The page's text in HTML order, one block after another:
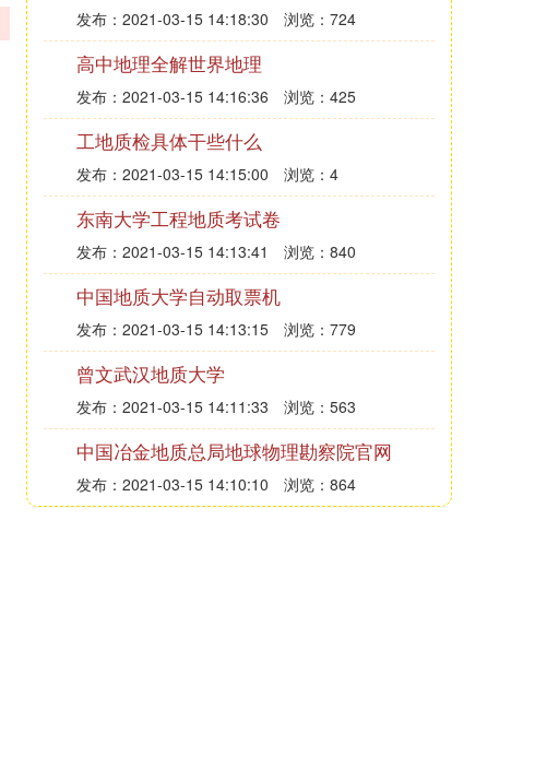
发布：2021-03-15 14:18:30 浏览：724
高中地理全解世界地理
发布：2021-03-15 14:16:36 浏览：425
工地质检具体干些什么
发布：2021-03-15 14:15:00 浏览：4
东南大学工程地质考试卷
发布：2021-03-15 14:13:41 浏览：840
中国地质大学自动取票机
发布：2021-03-15 14:13:15 浏览：779
曾文武汉地质大学
发布：2021-03-15 14:11:33 浏览：563
中国冶金地质总局地球物理勘察院官网
发布：2021-03-15 14:10:10 浏览：864